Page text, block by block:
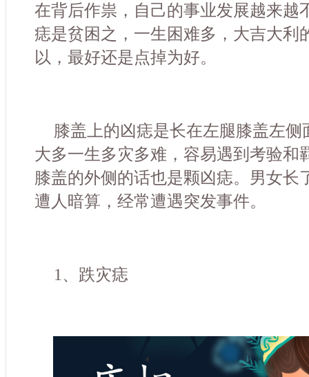
在背后作祟，自己的事业发展越来越
痣是贫困之，一生困难多，大吉大利
以，最好还是点掉为好。
膝盖上的凶痣是长在左腿膝盖左
大多一生多灾多难，容易遇到考验和
膝盖的外侧的话也是颗凶痣。男女长
遭人暗算，经常遭遇突发事件。
1、跌灾痣